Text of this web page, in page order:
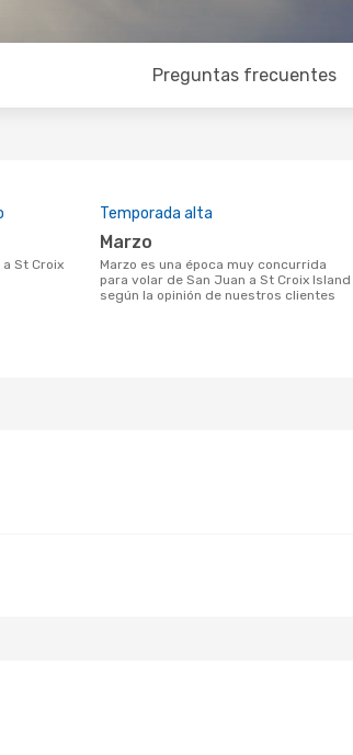
Preguntas frecuentes
Temporada alta
marzo
marzo es una época muy concurrida
para volar de San Juan a St Croix Island
según la opinión de nuestros clientes